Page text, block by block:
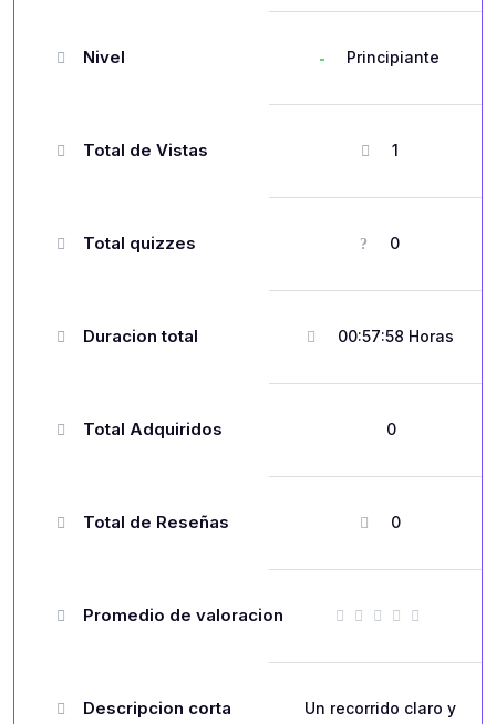
Nivel Principiante
Total de Vistas 1
Total quizzes 0
Duracion total 00:57:58 Horas
Total Adquiridos 0
Total de Reseñas 0
Promedio de valoracion
Descripcion corta
Un recorrido claro y